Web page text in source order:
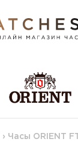
› Часы ORIENT